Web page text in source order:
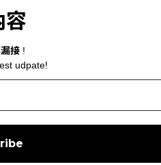
接!
udpate!